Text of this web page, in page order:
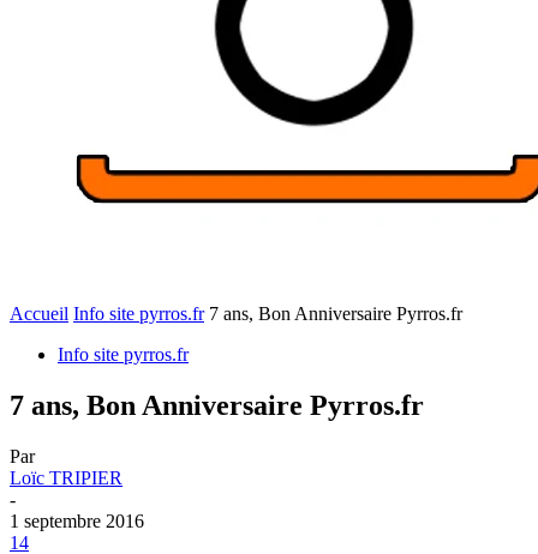
Accueil Info site pyrros.fr 7 ans, Bon Anniversaire Pyrros.fr
Info site pyrros.fr
7 ans, Bon Anniversaire Pyrros.fr
Par
Loïc TRIPIER
-
1 septembre 2016
14